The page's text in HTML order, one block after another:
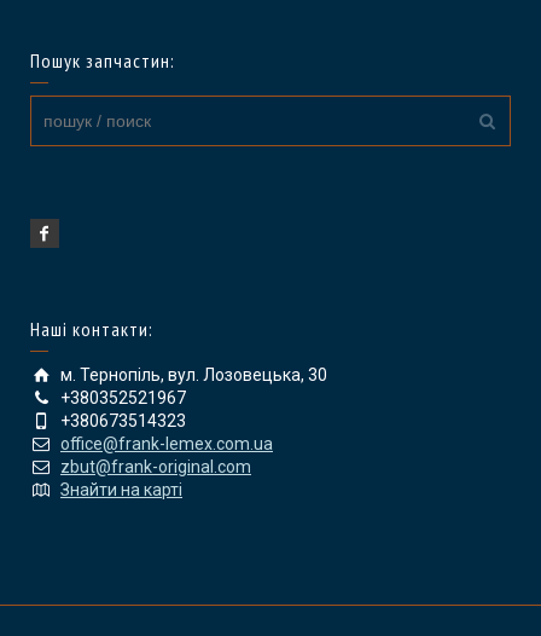
Пошук запчастин:
Наші контакти:
м. Тернопіль, вул. Лозовецька, 30
+380352521967
+380673514323
office@frank-lemex.com.ua
zbut@frank-original.com
Знайти на карті